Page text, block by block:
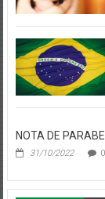
NOTA DE
31/10/2022 0